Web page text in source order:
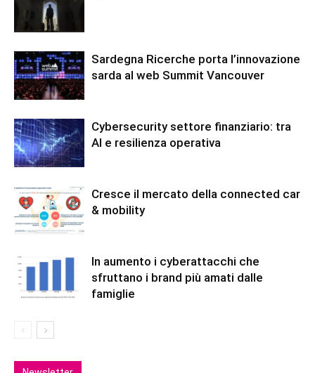
Sardegna Ricerche porta l’innovazione
sarda al web Summit Vancouver
Cybersecurity settore finanziario: tra
AI e resilienza operativa
Cresce il mercato della connected car
& mobility
In aumento i cyberattacchi che
sfruttano i brand più amati dalle
famiglie